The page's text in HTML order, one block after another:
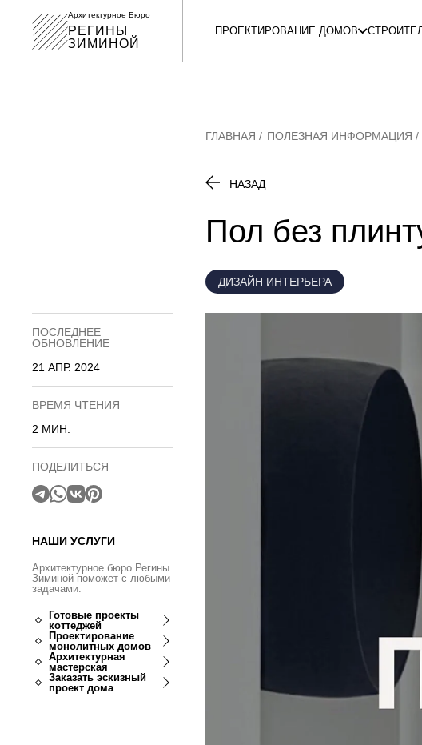
Архитектурное Бюро
РЕГИНЫ
ЗИМИНОЙ
ПРОЕКТИРОВАНИЕ ДОМОВ
ГЛАВНАЯ ПОЛЕЗНАЯ ИНФОРМАЦИЯ
НАЗАД
Пол без
ДИЗАЙН ИНТЕРЬЕРА
ПОСЛЕДНЕЕ
ОБНОВЛЕНИЕ
21 АПР. 2024
ВРЕМЯ ЧТЕНИЯ
2 МИН.
ПОДЕЛИТЬСЯ
НАШИ УСЛУГИ
Архитектурное бюро Регины
Зиминой поможет с любыми
задачами.
Готовые проекты
коттеджей
Проектирование
монолитных домов
Архитектурная
мастерская
Заказать эскизный
проект дома